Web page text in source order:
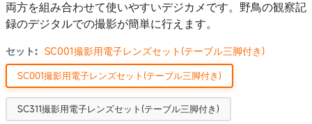
両方を組み合わせて使いやすいデジカメです。野鳥の観察記
録のデジタルでの撮影が簡単に行えます。
セット: SC001撮影用電子レンズセット(テーブル三脚付き)
SC001撮影用電子レンズセット(テーブル三脚付き)
SC311撮影用電子レンズセット(テーブル三脚付き)